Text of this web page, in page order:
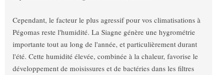
Cependant, le facteur le plus agressif pour vos climatisations à
Pégomas reste l'humidité. La Siagne génère une hygrométrie
importante tout au long de l'année, et particulièrement durant
l'été. Cette humidité élevée, combinée à la chaleur, favorise le
développement de moisissures et de bactéries dans les filtres